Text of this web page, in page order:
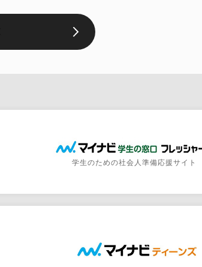
学生のための社会人準備応援サイト